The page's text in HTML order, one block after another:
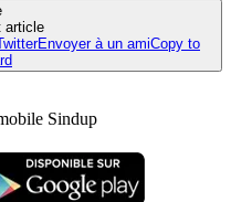
article
Envoyer à un amiCopy to
Sindup